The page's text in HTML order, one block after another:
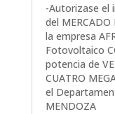
-Autorizase el
del MERCADO
la empresa
Fotovoltaico
potencia de
CUATRO
el
MENDOZA